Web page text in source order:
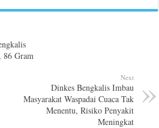
86 Gram
Next
Dinkes Bengkalis Imbau
Masyarakat Waspadai Cuaca Tak
Menentu, Risiko Penyakit
Meningkat